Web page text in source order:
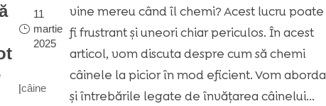
11
martie
2025
|câine
vine mereu când îl chemi? Acest lucru poate
fi frustrant și uneori chiar periculos. În acest
articol, vom discuta despre cum să chemi
câinele la picior în mod eficient. Vom aborda
și întrebările legate de învățarea câinelui...